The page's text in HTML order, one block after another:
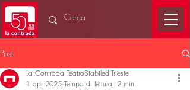
Post
La Contrada TeatroStabilediTrieste
1 apr 2025 Tempo di lettura: 2 min